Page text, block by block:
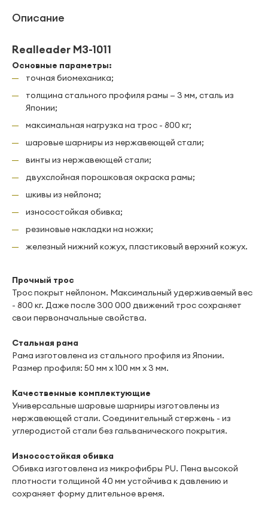
Описание
Realleader M3-1011
Основные параметры:
точная биомеханика;
толщина стального профиля рамы — 3 мм, сталь из
Японии;
максимальная нагрузка на трос - 800 кг;
шаровые шарниры из нержавеющей стали;
винты из нержавеющей стали;
двухслойная порошковая окраска рамы;
шкивы из нейлона;
износостойкая обивка;
резиновые накладки на ножки;
железный нижний кожух, пластиковый верхний кожух.
Прочный трос
Трос покрыт нейлоном. Максимальный удерживаемый вес
- 800 кг. Даже после 300 000 движений трос сохраняет
свои первоначальные свойства.
Стальная рама
Рама изготовлена из стального профиля из Японии.
Размер профиля: 50 мм х 100 мм х 3 мм.
Качественные комплектующие
Универсальные шаровые шарниры изготовлены из
нержавеющей стали. Соединительный стержень - из
углеродистой стали без гальванического покрытия.
Износостойкая обивка
Обивка изготовлена из микрофибры PU. Пена высокой
плотности толщиной 40 мм устойчива к давлению и
сохраняет форму длительное время.